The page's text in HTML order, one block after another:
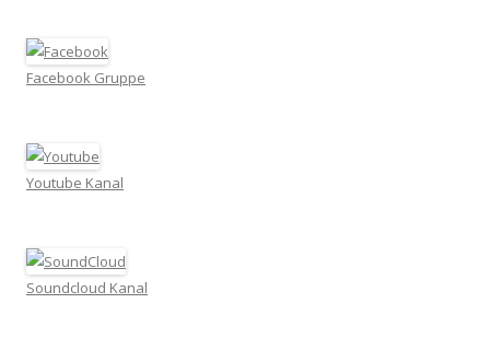
Facebook Gruppe
Youtube Kanal
Soundcloud Kanal